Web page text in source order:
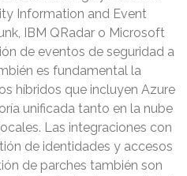
Information and Event
IBM QRadar o Microsoft
de eventos de seguridad a
es fundamental la
híbridos que incluyen Azure
unificada tanto en la nube
Las integraciones con
de identidades y accesos
de parches también son